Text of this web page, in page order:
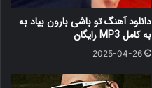
دانلود آهنگ ﺗﻮ ﺑﺎﺷﻰ ﺑﺎرون ﺑﻴﺎد ﺑﻪ
ﺑﻪ کامل MP3 رایگان
2025-04-26